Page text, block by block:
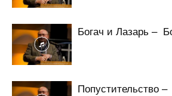
Богач и Лазарь –
Попустительство